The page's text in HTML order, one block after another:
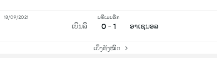
ເບີນລີ
ພຣີເມຍລີກ
0 - 1 ອາເຊນອລ
18/09/2021
ເບິ່ງທັງໝົດ